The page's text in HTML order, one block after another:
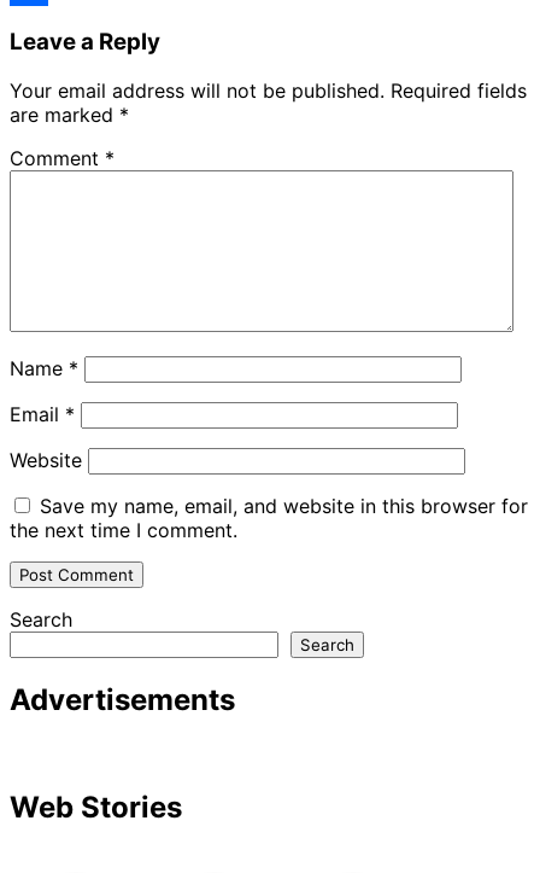
Leave a Reply
Your email address will not be published. Required fields
are marked *
Comment *
Name *
Email *
Website
Save my name, email, and website in this browser for
the next time I comment.
Search
Search
Advertisements
Web Stories